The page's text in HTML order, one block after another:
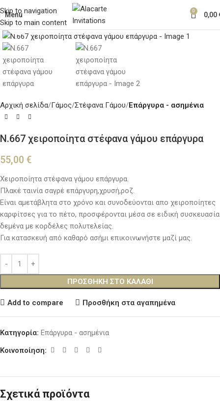
Skip to navigation
Skip to main content
Menu 0 0,00
Κλικ για μεγέθυνση
Αρχική σελίδα Γάμος Στέφανα Γάμου Επάργυρα - ασημένια
Ν.667 χειροποίητα στέφανα γάμου επάργυρα
55,00 €
Χειροποίητα στέφανα γάμου επάργυρα.
Πλακέ ταινία σαγρέ επάργυρη,χρυσή,ροζ.
Είναι αμετάβλητα στο χρόνο και συνοδεύονται απο χειροποίητες
καρφίτσες για το πέτο, προσφέρονται μέσα σε ειδική συσκευασία
δεμένα με κορδέλες πολυτελείας.
Για κατασκευή από καθαρό ασήμι επικοινωνήστε μαζί μας.
ΠΡΟΣΘΉΚΗ ΣΤΟ ΚΑΛΆΘΙ
Add to compare Προσθήκη στα αγαπημένα
Κατηγορία: Επάργυρα - ασημένια
Κοινοποίηση:
Σχετικά προϊόντα